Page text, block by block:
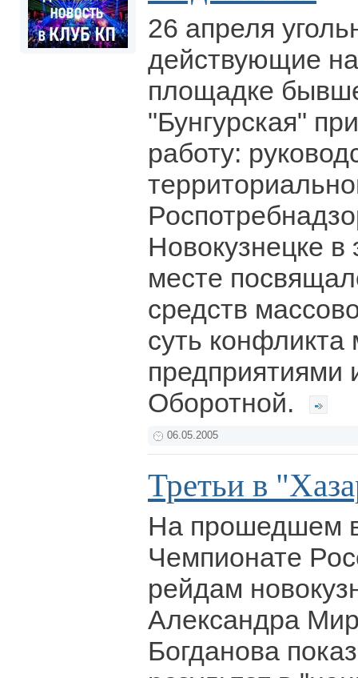
26 апреля
действующие
площадке
"Бунгурская"
работу:
Новокузнецке в
месте
средств
суть
предприятиями
Оборотной.
06.05.2005
Третьи в
На прошедшем
Чемпионате
рейдам
Александра
Богданова